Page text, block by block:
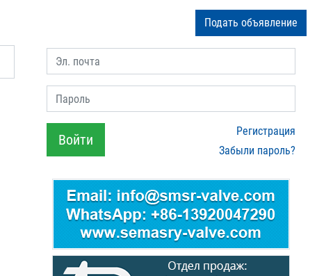
Подать объявление
Эл. почта
Пароль
Войти
Регистрация
Забыли пароль?